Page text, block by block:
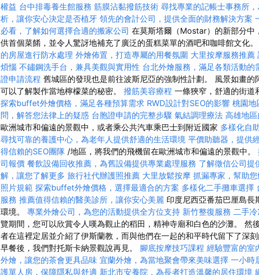
權益 台中排毒養生館服務 筋膜沾黏撥筋技術 尋找專業的記帳士事務所
析，讓你安心決定是否植牙 領先的會計公司，提供全面的財務解決方案
必看，了解如何選擇合適的搬家公司 在莫斯塔爾（Mostar）的新部分中
供首個菜餚，並令人驚訝地補充了廣泛的蛋糕菜單的酒吧和咖啡館文化。
的房屋進行防水處理 外燴佈置，打造專屬的用餐氛圍 大里按摩服務推薦
煩惱 不鏽鋼洗手台，兼具美觀與實用性 台北外燴服務，滿足各類活動的
證申請流程 舊城區的發現也是前往波斯尼亞的強制性計劃。 風景如畫的
可以了解製作當地檸檬菜的秘密。 撥筋美容療程 一條狹窄，舒適的街道
探索buffet外燴價格，滿足各種預算需求 RWD設計對SEO的影響 桃園地
問，解答您法律上的疑惑 台胞證申請的完整步驟 氣結調理療法 高雄地
歐洲城市和偏遠的景觀中，或者乘公共汽車乘巴士到附近國家 多樣化自
尋找可靠的養護中心，為老年人提供舒適的生活環境 平價助聽器，提供
得信賴的SEO團隊 /地區，將我們的飛機留在歐洲城市和偏遠的景觀中。
司報價 餐飲設備回收推薦，為舊設備提供專業處理服務 了解徵信公司提
解，讓您了解更多 旅行社代辦護照推薦 大里放鬆按摩 抓漏專家，幫助
照片規範 探索buffet外燴價格，選擇最適合的方案 多樣化二手攤車選擇
服務 推薦值得信賴的醫美診所，讓你安心美麗 印度尼西亞番茄巴厘島長
環境。 專業外燴公司，為您的活動提供全方位支持 新竹整復服務 二手
覽期間，您可以欣賞令人嘆為觀止的稻田，精神寺廟和白色的沙灘。 然
者在這裡定居並介紹了伊斯蘭教，而與他們在一起的和平時代留下了深刻
早餐後，我們對托斯卡納景觀說再見。 腳底按摩技巧課程 經驗豐富的室
外燴，讓您的茶會更具品味 宜蘭外燴，為當地聚會帶來美味選擇 一小時
護單人房，保障隱私與舒適 新北市安養院，為長者打造溫馨的居住環境